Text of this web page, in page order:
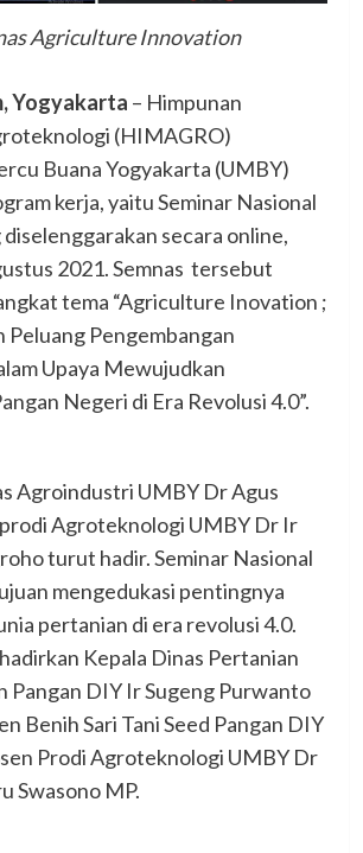
Agriculture Innovation
Yogyakarta – Himpunan
(HIMAGRO)
Buana Yogyakarta (UMBY)
kerja, yaitu Seminar Nasional
diselenggarakan secara online,
2021. Semnas tersebut
tema “Agriculture Inovation ;
Peluang Pengembangan
Upaya Mewujudkan
Negeri di Era Revolusi 4.0”.
Agroindustri UMBY Dr Agus
Agroteknologi UMBY Dr Ir
turut hadir. Seminar Nasional
mengedukasi pentingnya
pertanian di era revolusi 4.0.
Kepala Dinas Pertanian
Pangan DIY Ir Sugeng Purwanto
Benih Sari Tani Seed Pangan DIY
Prodi Agroteknologi UMBY Dr
Swasono MP.